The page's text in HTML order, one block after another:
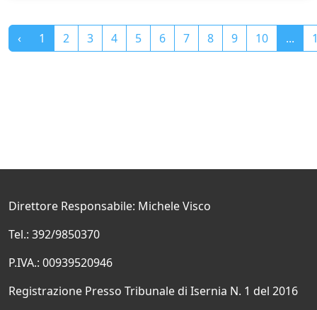
‹ 1 2 3 4 5 6 7 8 9 10 ...
Direttore Responsabile: Michele Visco
Tel.: 392/9850370
P.IVA.: 00939520946
Registrazione Presso Tribunale di Isernia N. 1 del 2016